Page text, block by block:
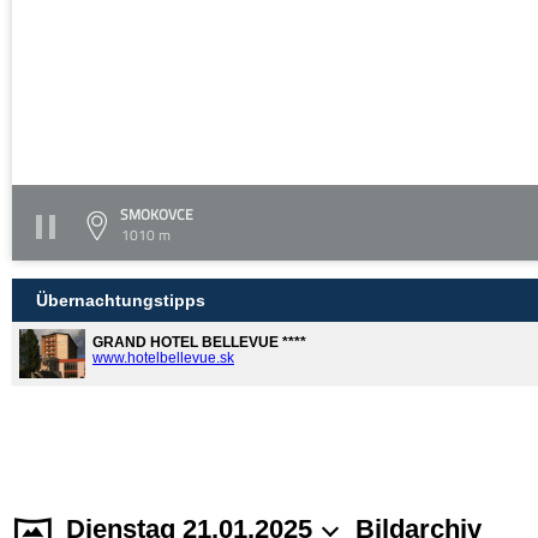
SMOKOVCE
1010 m
Übernachtungstipps
GRAND HOTEL BELLEVUE ****
www.hotelbellevue.sk
Dienstag 21.01.2025 Bildarchiv